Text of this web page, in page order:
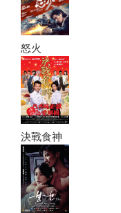
怒火
決戰食神